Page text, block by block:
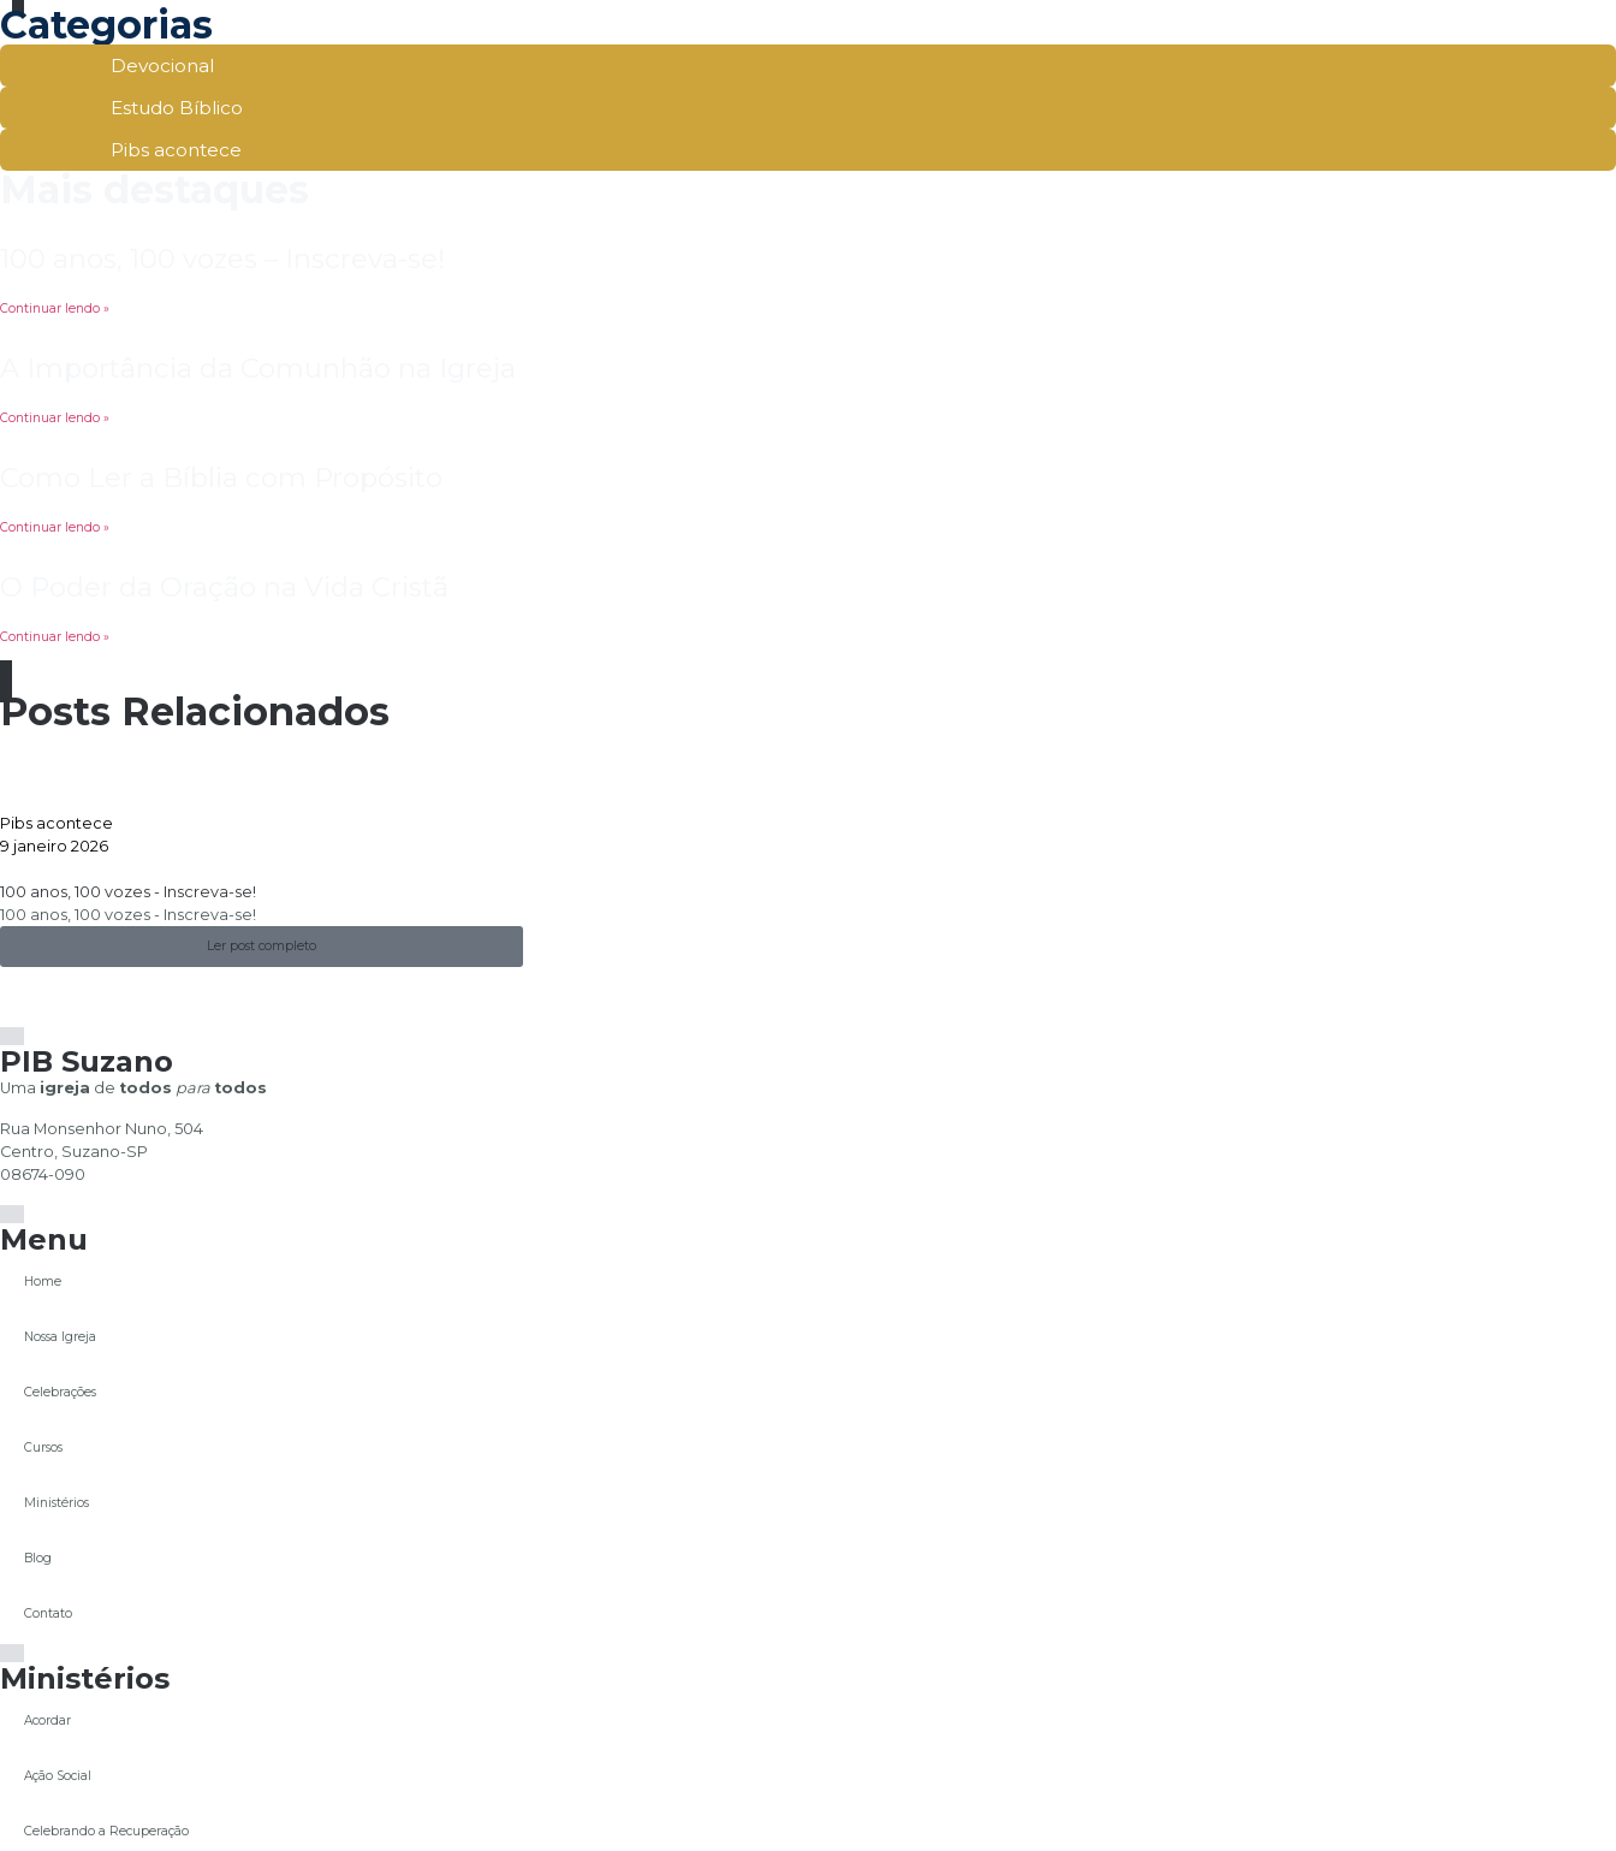
Categorias
Devocional
Estudo Bíblico
Pibs acontece
Continuar lendo »
Continuar lendo »
Continuar lendo »
Continuar lendo »
Posts Relacionados
Pibs acontece
9 janeiro 2026
100 anos, 100 vozes - Inscreva-se!
100 anos, 100 vozes - Inscreva-se!
Ler post completo
PIB Suzano
Uma igreja de todos para todos
Rua Monsenhor Nuno, 504
Centro, Suzano-SP
08674-090
Menu
Home
Nossa Igreja
Celebrações
Cursos
Ministérios
Blog
Contato
Ministérios
Acordar
Ação Social
Celebrando a Recuperação